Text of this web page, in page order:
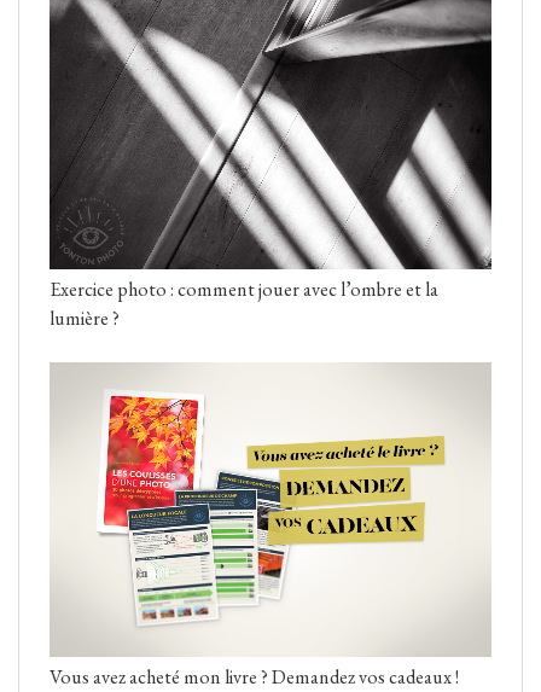
Exercice photo : comment jouer avec l’ombre et la
lumière ?
Vous avez acheté mon livre ? Demandez vos cadeaux !